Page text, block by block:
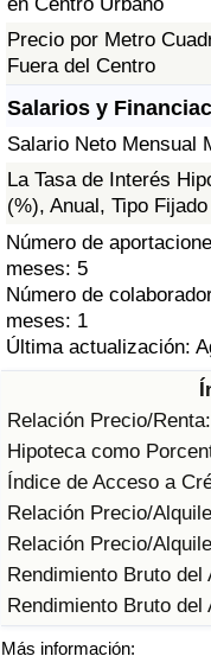
en Centro Urbano
Precio por Metro
Fuera del Centro
Salarios y
Salario Neto Mensual
La Tasa de Interés
(%), Anual, Tipo
Número de
meses: 5
Número de
meses: 1
Última actualización:
Relación Precio/Renta:
Hipoteca como
Índice de Acceso a
Relación Precio/
Relación Precio/
Rendimiento Bruto
Rendimiento Bruto
Más información:
(Actual)
Índice de Criminalidad
Índice de
Sanidad
Índice de Sanidad
Índice de Sanidad
Índice de Sanidad
Índice de
Índice de